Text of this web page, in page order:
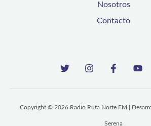
Nosotros
Contacto
Copyright © 2026 Radio Ruta Norte FM |
Serena